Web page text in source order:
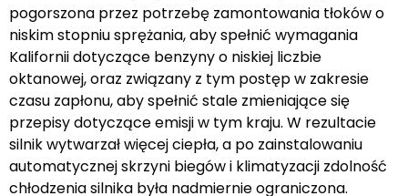
pogorszona przez potrzebę zamontowania tłoków o
niskim stopniu sprężania, aby spełnić wymagania
Kalifornii dotyczące benzyny o niskiej liczbie
oktanowej, oraz związany z tym postęp w zakresie
czasu zapłonu, aby spełnić stale zmieniające się
przepisy dotyczące emisji w tym kraju. W rezultacie
silnik wytwarzał więcej ciepła, a po zainstalowaniu
automatycznej skrzyni biegów i klimatyzacji zdolność
chłodzenia silnika była nadmiernie ograniczona.